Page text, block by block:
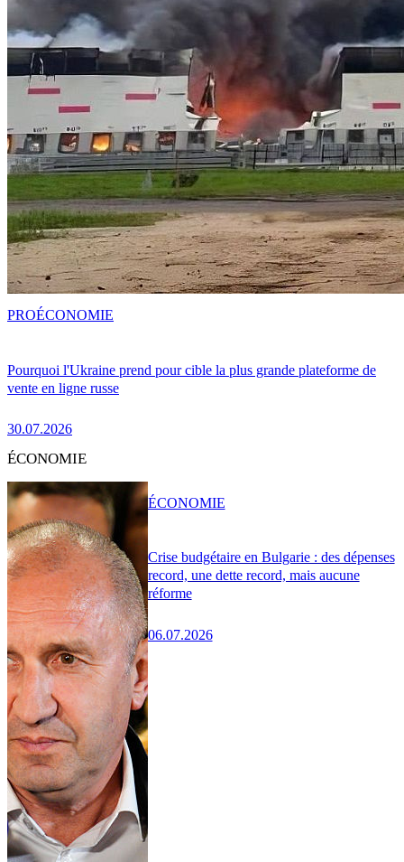
Pourquoi l'Ukraine prend pour cible la plus grande plateforme de
vente en ligne russe
30.07.2026
PROÉCONOMIE
ÉCONOMIE
Crise budgétaire en Bulgarie : des dépenses
record, une dette record, mais aucune
réforme
06.07.2026
ÉCONOMIE